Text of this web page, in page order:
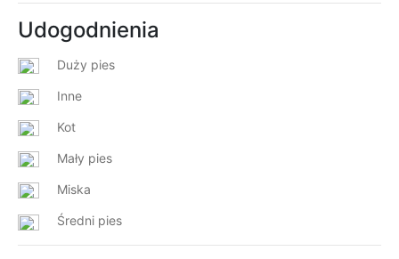
Udogodnienia
Duży pies
Inne
Kot
Mały pies
Miska
Średni pies